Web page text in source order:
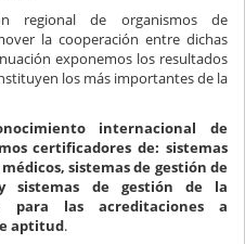
regional de organismos de
la cooperación entre dichas
exponemos los resultados
los más importantes de la
internacional de
certificadores de: sistemas
sistemas de gestión de
sistemas de gestión de la
para las acreditaciones a
aptitud.